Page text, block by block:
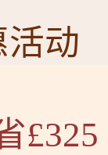
活动
£325